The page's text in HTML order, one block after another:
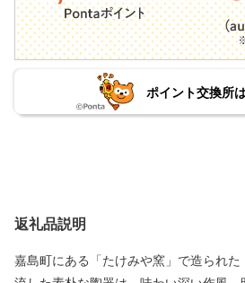
ポイント交換所
返礼品説明
嘉島町にある「たけみや窯」で造られ